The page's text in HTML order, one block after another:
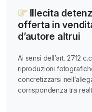
Illecita
offerta in
d’autore altrui
Ai sensi dell’art. 2712
riproduzioni
concretizzarsi
corrispondenza tra